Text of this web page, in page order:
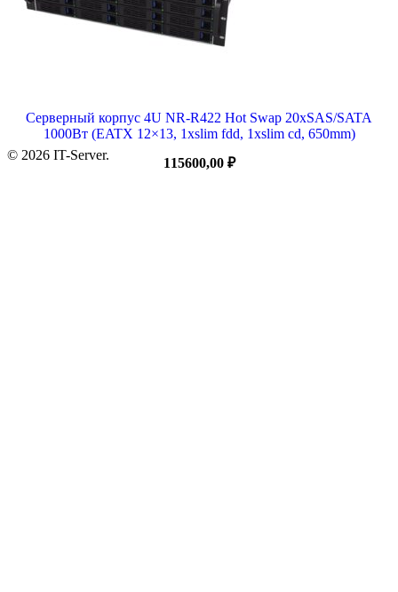
Серверный корпус 4U NR-R422 Hot Swap 20xSAS/SATA
1000Вт (EATX 12×13, 1xslim fdd, 1xslim cd, 650mm)
115600,00 ₽
© 2026 IT-Server.